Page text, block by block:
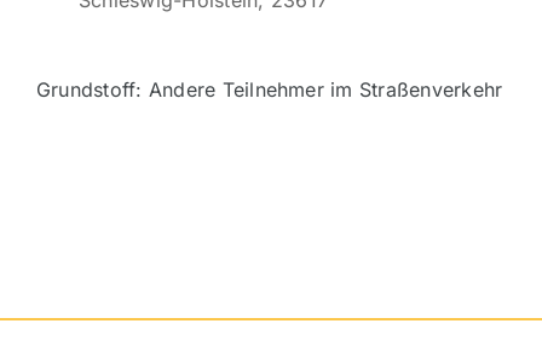
Grundstoff: Andere Teilnehmer im Straßenverkehr